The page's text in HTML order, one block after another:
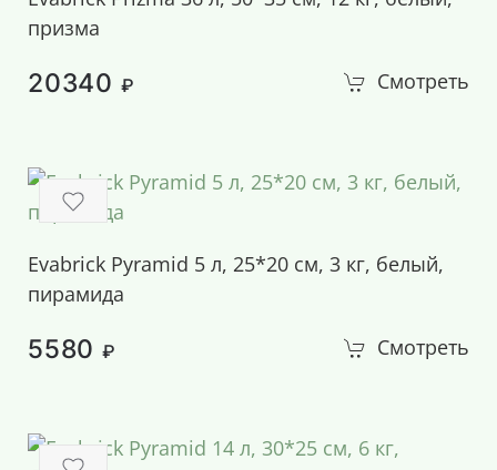
призма
20340 ₽ Смотреть
Evabrick Pyramid 5 л, 25*20 см, 3 кг, белый,
пирамида
5580 ₽ Смотреть